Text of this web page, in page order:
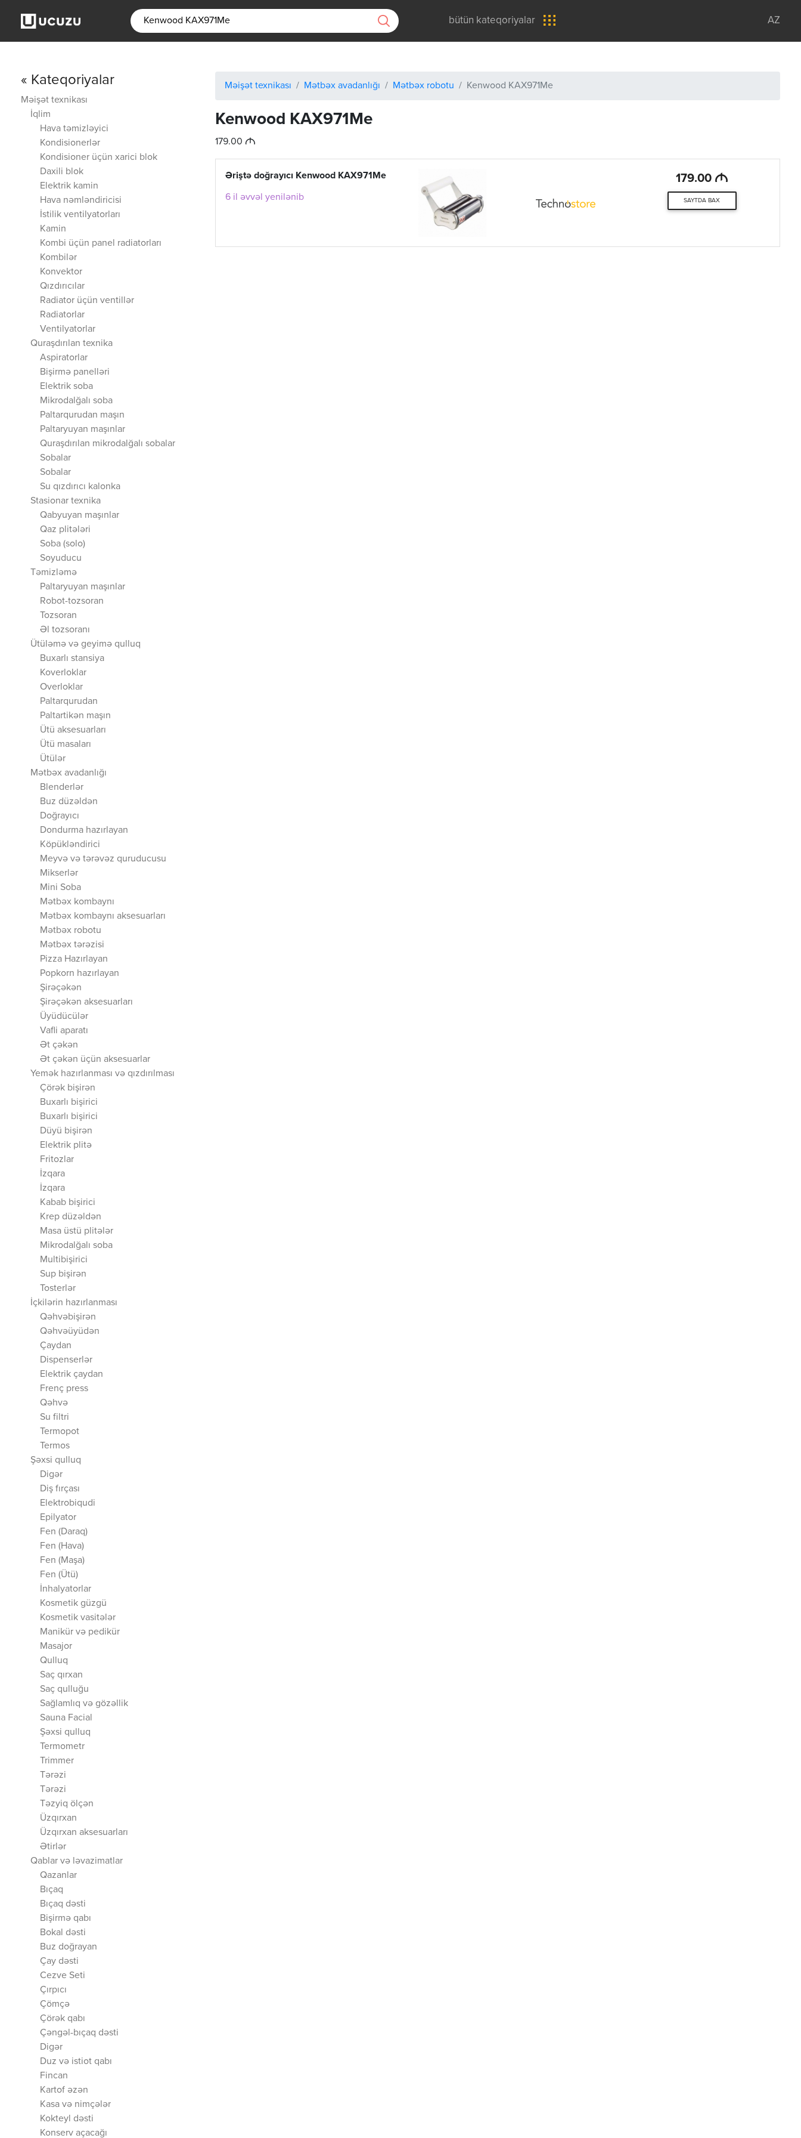
bütün kateqoriyalar AZ
« Kateqoriyalar
Məişət texnikası
İqlim
Hava təmizləyici
Kondisionerlər
Kondisioner üçün xarici blok
Daxili blok
Elektrik kamin
Hava nəmləndiricisi
İstilik ventilyatorları
Kamin
Kombi üçün panel radiatorları
Kombilər
Konvektor
Qızdırıcılar
Radiator üçün ventillər
Radiatorlar
Ventilyatorlar
Quraşdırılan texnika
Aspiratorlar
Bişirmə panelləri
Elektrik soba
Mikrodalğalı soba
Paltarqurudan maşın
Paltaryuyan maşınlar
Quraşdırılan mikrodalğalı sobalar
Sobalar
Sobalar
Su qızdırıcı kalonka
Stasionar texnika
Qabyuyan maşınlar
Qaz plitələri
Soba (solo)
Soyuducu
Təmizləmə
Paltaryuyan maşınlar
Robot-tozsoran
Tozsoran
Əl tozsoranı
Ütüləmə və geyimə qulluq
Buxarlı stansiya
Koverloklar
Overloklar
Paltarqurudan
Paltartikən maşın
Ütü aksesuarları
Ütü masaları
Ütülər
Mətbəx avadanlığı
Blenderlər
Buz düzəldən
Doğrayıcı
Dondurma hazırlayan
Köpükləndirici
Meyvə və tərəvəz quruducusu
Mikserlər
Mini Soba
Mətbəx kombaynı
Mətbəx kombaynı aksesuarları
Mətbəx robotu
Mətbəx tərəzisi
Pizza Hazırlayan
Popkorn hazırlayan
Şirəçəkən
Şirəçəkən aksesuarları
Üyüdücülər
Vafli aparatı
Ət çəkən
Ət çəkən üçün aksesuarlar
Yemək hazırlanması və qızdırılması
Çörək bişirən
Buxarlı bişirici
Buxarlı bişirici
Düyü bişirən
Elektrik plitə
Fritozlar
İzqara
İzqara
Kabab bişirici
Krep düzəldən
Masa üstü plitələr
Mikrodalğalı soba
Multibişirici
Sup bişirən
Tosterlər
İçkilərin hazırlanması
Qəhvəbişirən
Qəhvəüyüdən
Çaydan
Dispenserlər
Elektrik çaydan
Frenç press
Qəhvə
Su filtri
Termopot
Termos
Şəxsi qulluq
Digər
Diş fırçası
Elektrobiqudi
Epilyator
Fen (Daraq)
Fen (Hava)
Fen (Maşa)
Fen (Ütü)
İnhalyatorlar
Kosmetik güzgü
Kosmetik vasitələr
Manikür və pedikür
Masajor
Qulluq
Saç qırxan
Saç qulluğu
Sağlamlıq və gözəllik
Sauna Facial
Şəxsi qulluq
Termometr
Trimmer
Tərəzi
Tərəzi
Təzyiq ölçən
Üzqırxan
Üzqırxan aksesuarları
Ətirlər
Qablar və ləvazimatlar
Qazanlar
Bıçaq
Bıçaq dəsti
Bişirmə qabı
Bokal dəsti
Buz doğrayan
Çay dəsti
Cezve Seti
Çırpıcı
Çömçə
Çörək qabı
Çəngəl-bıçaq dəsti
Digər
Duz və istiot qabı
Fincan
Kartof əzən
Kasa və nimçələr
Kokteyl dəsti
Konserv açacağı
Məişət texnikası Mətbəx avadanlığı Mətbəx robotu Kenwood KAX971Me
Kenwood KAX971Me
179.00 M
Əriştə doğrayıcı Kenwood KAX971Me
6 il əvvəl yenilənib
179.00 M
SAYTDA BAX